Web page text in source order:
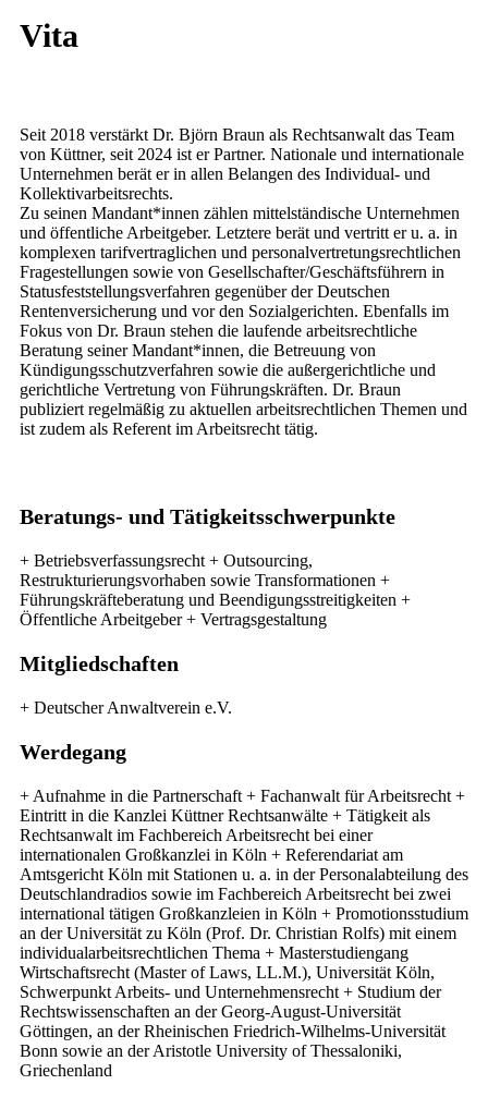
Vita
Seit 2018 verstärkt Dr. Björn Braun als Rechtsanwalt das Team
von Küttner, seit 2024 ist er Partner. Nationale und internationale
Unternehmen berät er in allen Belangen des Individual- und
Kollektivarbeitsrechts.
Zu seinen Mandant*innen zählen mittelständische Unternehmen
und öffentliche Arbeitgeber. Letztere berät und vertritt er u. a. in
komplexen tarifvertraglichen und personalvertretungsrechtlichen
Fragestellungen sowie von Gesellschafter/Geschäftsführern in
Statusfeststellungsverfahren gegenüber der Deutschen
Rentenversicherung und vor den Sozialgerichten. Ebenfalls im
Fokus von Dr. Braun stehen die laufende arbeitsrechtliche
Beratung seiner Mandant*innen, die Betreuung von
Kündigungsschutzverfahren sowie die außergerichtliche und
gerichtliche Vertretung von Führungskräften. Dr. Braun
publiziert regelmäßig zu aktuellen arbeitsrechtlichen Themen und
ist zudem als Referent im Arbeitsrecht tätig.
Beratungs- und Tätigkeitsschwerpunkte
+ Betriebsverfassungsrecht + Outsourcing,
Restrukturierungsvorhaben sowie Transformationen +
Führungskräfteberatung und Beendigungsstreitigkeiten +
Öffentliche Arbeitgeber + Vertragsgestaltung
Mitgliedschaften
+ Deutscher Anwaltverein e.V.
Werdegang
+ Aufnahme in die Partnerschaft + Fachanwalt für Arbeitsrecht +
Eintritt in die Kanzlei Küttner Rechtsanwälte + Tätigkeit als
Rechtsanwalt im Fachbereich Arbeitsrecht bei einer
internationalen Großkanzlei in Köln + Referendariat am
Amtsgericht Köln mit Stationen u. a. in der Personalabteilung des
Deutschlandradios sowie im Fachbereich Arbeitsrecht bei zwei
international tätigen Großkanzleien in Köln + Promotionsstudium
an der Universität zu Köln (Prof. Dr. Christian Rolfs) mit einem
individualarbeitsrechtlichen Thema + Masterstudiengang
Wirtschaftsrecht (Master of Laws, LL.M.), Universität Köln,
Schwerpunkt Arbeits- und Unternehmensrecht + Studium der
Rechtswissenschaften an der Georg-August-Universität
Göttingen, an der Rheinischen Friedrich-Wilhelms-Universität
Bonn sowie an der Aristotle University of Thessaloniki,
Griechenland